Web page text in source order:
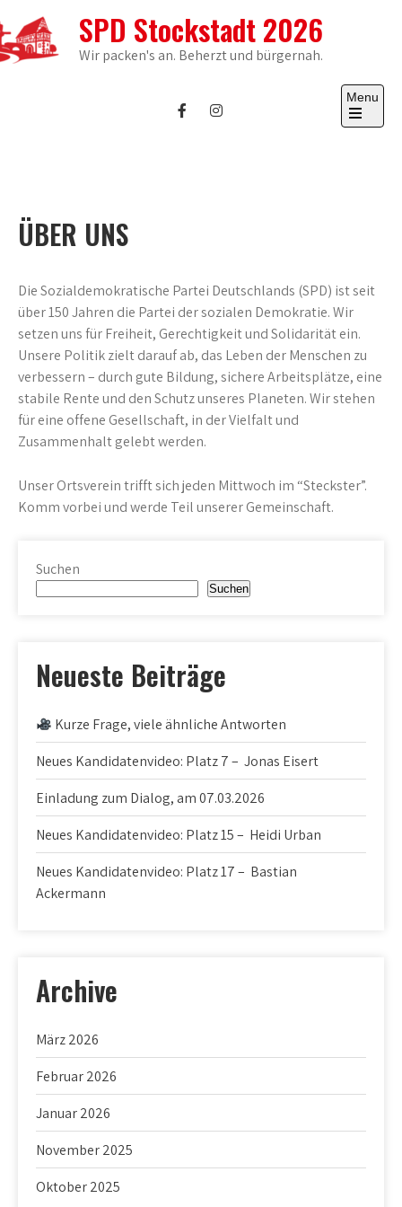
to
content
SPD Stockstadt 2026
Wir packen's an. Beherzt und bürgernah.
Menu
Open
ÜBER UNS
Die Sozialdemokratische Partei Deutschlands (SPD) ist seit
über 150 Jahren die Partei der sozialen Demokratie. Wir
setzen uns für Freiheit, Gerechtigkeit und Solidarität ein.
Unsere Politik zielt darauf ab, das Leben der Menschen zu
verbessern – durch gute Bildung, sichere Arbeitsplätze, eine
stabile Rente und den Schutz unseres Planeten. Wir stehen
für eine offene Gesellschaft, in der Vielfalt und
Zusammenhalt gelebt werden.
Unser Ortsverein trifft sich jeden Mittwoch im “Steckster”.
Komm vorbei und werde Teil unserer Gemeinschaft.
Suchen
Suchen
Neueste Beiträge
Kurze Frage, viele ähnliche Antworten
Neues Kandidatenvideo: Platz 7 – Jonas Eisert
Einladung zum Dialog, am 07.03.2026
Neues Kandidatenvideo: Platz 15 – Heidi Urban
Neues Kandidatenvideo: Platz 17 – Bastian
Ackermann
Archive
März 2026
Februar 2026
Januar 2026
November 2025
Oktober 2025